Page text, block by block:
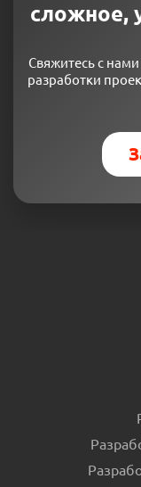
сложное,
Свяжитесь с
разработки